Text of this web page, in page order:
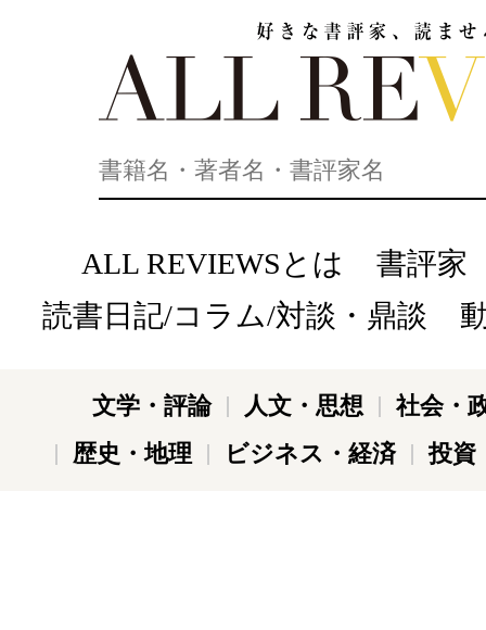
ALL REVIEWSとは
書評家
読書日記/コラム/対談・鼎談
文学・評論 人文・思想
社会・
歴史・地理
ビジネス・経済 投資